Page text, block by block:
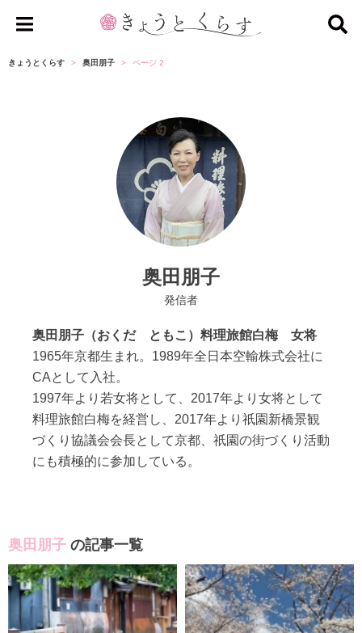
ょ
きょうとくらす 奥田朋子 ページ 2
奥田朋子
発信者
奥田朋子（おくだ ともこ）料理旅館白梅 女将
1965年京都生まれ。1989年全日本空輸株式会社に
CAとして入社。
1997年より若女将として、2017年より女将として
料理旅館白梅を経営し、2017年より祇園新橋景観
づくり協議会会長として京都、祇園の街づくり活動
にも積極的に参加している。
奥田朋子 の記事一覧